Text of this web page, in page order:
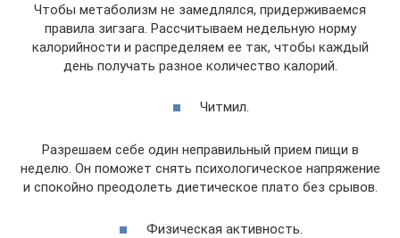
Чтобы метаболизм не замедлялся, придерживаемся
правила зигзага. Рассчитываем недельную норму
калорийности и распределяем ее так, чтобы каждый
день получать разное количество калорий.
Читмил.
Разрешаем себе один неправильный прием пищи в
неделю. Он поможет снять психологическое напряжение
и спокойно преодолеть диетическое плато без срывов.
Физическая активность.